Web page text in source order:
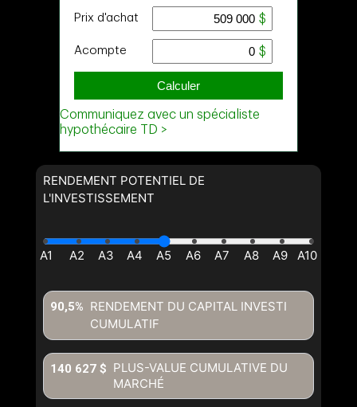
(Optionnel)
Message
conditions d'utilisation et vous nous fournissez l'autorisation écrite de
communiquer avec vous.
RENDEMENT POTENTIEL DE
L'INVESTISSEMENT
RENDEMENT DU CAPITAL INVESTI
CUMULATIF
90,5%
PLUS-VALUE CUMULATIVE DU
MARCHÉ
140 627 $